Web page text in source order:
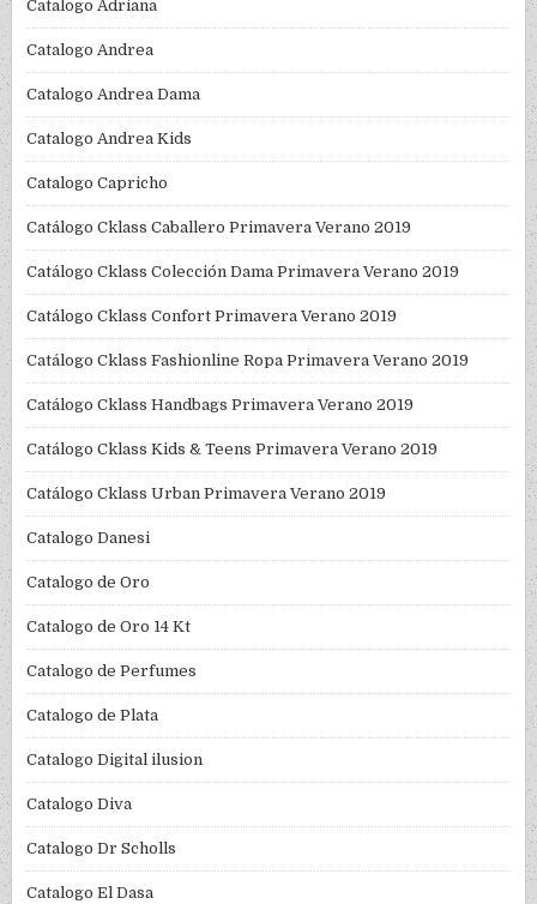
Catalogo Adriana
Catalogo Andrea
Catalogo Andrea Dama
Catalogo Andrea Kids
Catalogo Capricho
Catálogo Cklass Caballero Primavera Verano 2019
Catálogo Cklass Colección Dama Primavera Verano 2019
Catálogo Cklass Confort Primavera Verano 2019
Catálogo Cklass Fashionline Ropa Primavera Verano 2019
Catálogo Cklass Handbags Primavera Verano 2019
Catálogo Cklass Kids & Teens Primavera Verano 2019
Catálogo Cklass Urban Primavera Verano 2019
Catalogo Danesi
Catalogo de Oro
Catalogo de Oro 14 Kt
Catalogo de Perfumes
Catalogo de Plata
Catalogo Digital ilusion
Catalogo Diva
Catalogo Dr Scholls
Catalogo El Dasa